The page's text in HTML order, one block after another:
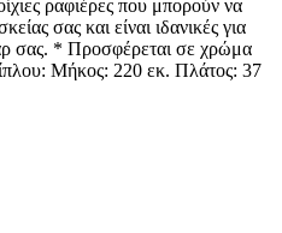
ραφιέρες που μπορούν να
σας και είναι ιδανικές για
σας. * Προσφέρεται σε χρώμα
Μήκος: 220 εκ. Πλάτος: 37